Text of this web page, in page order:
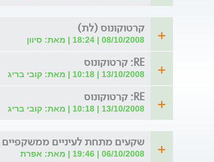
קרטוקונוס (לת)
08/10/2008 | 18:24 | מאת: סיוון
RE: קרטוקונוס
13/10/2008 | 10:18 | מאת: קובי בריג
RE: קרטוקונוס
13/10/2008 | 10:18 | מאת: קובי בריג
שקעים מתחת לעיניים
06/10/2008 | 19:46 | מאת: אפרת